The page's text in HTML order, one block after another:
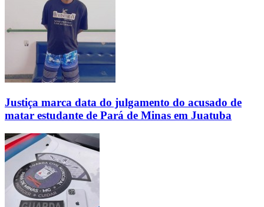
Justiça marca data do julgamento do acusado de
matar estudante de Pará de Minas em Juatuba